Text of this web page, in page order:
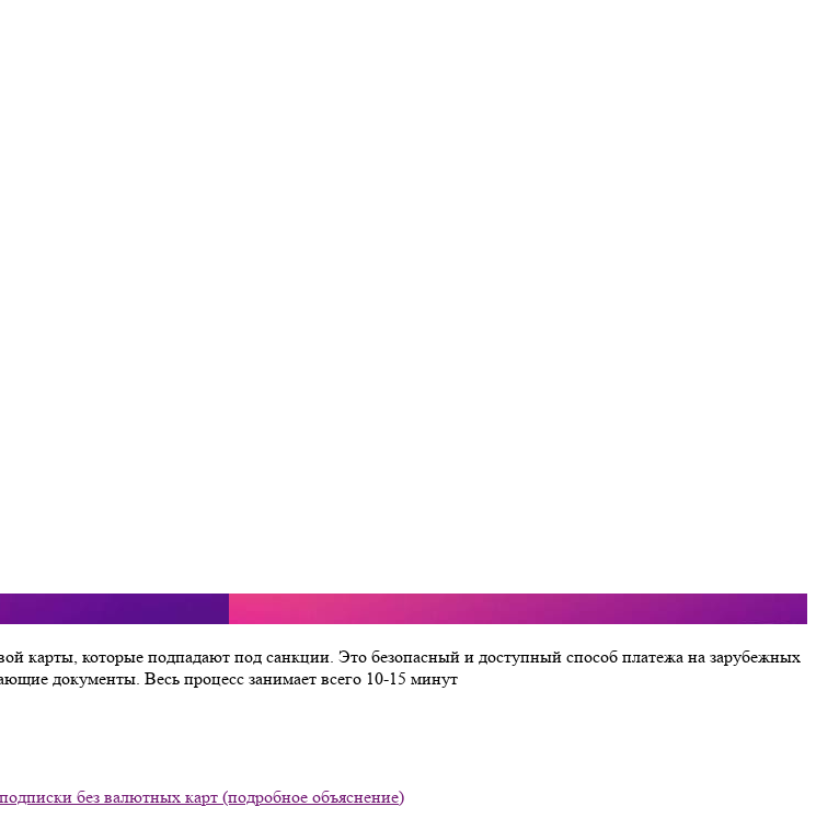
карты, которые подпадают под санкции. Это безопасный и доступный способ платежа на зарубежных
документы. Весь процесс занимает всего 10-15 минут
без валютных карт (подробное объяснение)